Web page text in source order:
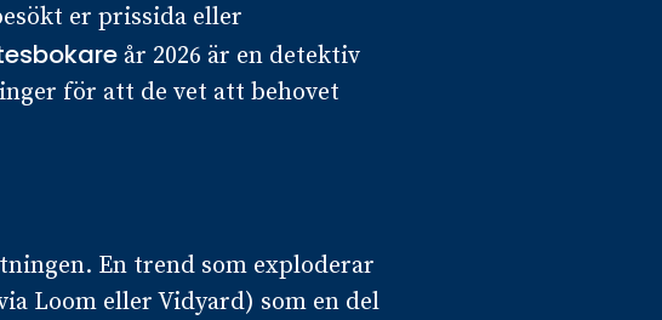
er prissida eller
år 2026 är en detektiv
för att de vet att behovet
En trend som exploderar
Loom eller Vidyard) som en del